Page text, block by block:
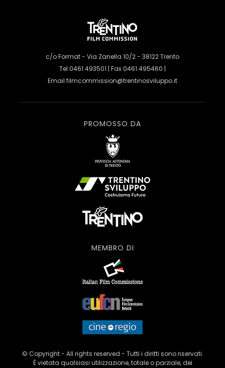
c/o Format - Via Zanella 10/2 - 38122 Trento
Tel 0461.493501 | Fax 0461.495460 |
Email filmcommission@trentinosviluppo.it
PROMOSSO DA
MEMBRO DI
© Copyright - All rights reserved - Tutti i diritti sono riservati.
È vietata qualsiasi utilizzazione, totale o parziale, dei